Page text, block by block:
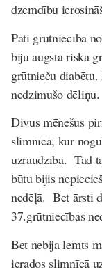
dzemdību
Pati grūtniecība
biju augsta riska
grūtnieču
nedzimušo dēliņu.
Divus mēnešus
slimnīcā, kur
uzraudzībā. Tad
būtu bijis
nedēļā. Bet ārsti
37.grūtniecības
Bet nebija lemts
ierados slimnīcā